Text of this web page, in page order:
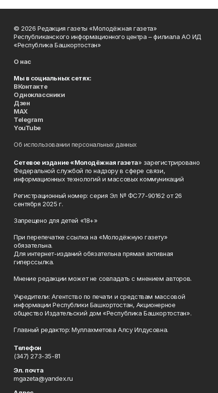
© 2026 Редакция газеты «Молодёжная газета»
Республиканского информационного центра – филиала АО ИД
«Республика Башкортостан»
О нас
Мы в социальных сетях:
ВКонтакте
Одноклассники
Дзен
MAX
Telegram
YouTube
Об использовании персональных данных
Сетевое издание «Молодёжная газета» зарегистрировано
Федеральной службой по надзору в сфере связи,
информационных технологий и массовых коммуникаций
Регистрационный номер: серия Эл № ФС77-90162 от 26
сентября 2025 г.
Запрещено для детей «18+»
При перепечатке ссылка на «Молодёжную газету»
обязательна.
Для интернет-изданий обязательна прямая активная
гиперссылка.
Мнение редакции может не совпадать с мнением авторов.
Учредители: Агентство по печати и средствам массовой
информации Республики Башкортостан, Акционерное
общество Издательский дом «Республика Башкортостан».
Главный редактор: Муллахметова Алсу Илдусовна.
Телефон
(347) 273-35-81
Эл. почта
mgazeta@yandex.ru